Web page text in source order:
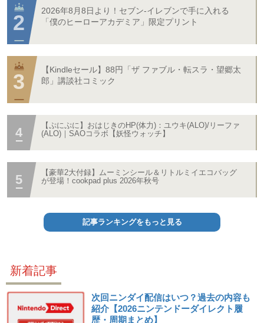
2026年8月8日より！セブン‐イレブンで手に入れる
「僕のヒーローアカデミア」限定プリント
【Kindleセール】88円「ザ ファブル・転スラ・望郷太
郎」講談社コミック
【ぷにぷに】おはじきのHP(体力)：ユウキ(ALO)/リーファ
(ALO)｜SAOコラボ【妖怪ウォッチ】
【豪華2大付録】ムーミンシール＆リトルミイエコバッグ
が登場！cookpad plus 2026年秋号
記事ランキングをもっと見る
新着記事
次回ニンダイ配信はいつ？過去の内容も
紹介【2026ニンテンドーダイレクト履
歴・周期まとめ】